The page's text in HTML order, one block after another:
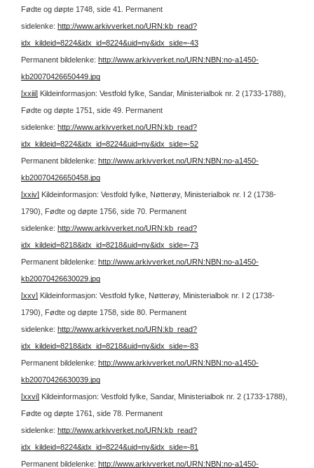
Fødte og døpte 1748, side 41. Permanent
sidelenke: http://www.arkivverket.no/URN:kb_read?
idx_kildeid=8224&idx_id=8224&uid=ny&idx_side=-43
Permanent bildelenke: http://www.arkivverket.no/URN:NBN:no-a1450-
kb20070426650449.jpg
[xxiii] Kildeinformasjon: Vestfold fylke, Sandar, Ministerialbok nr. 2 (1733-1788),
Fødte og døpte 1751, side 49. Permanent
sidelenke: http://www.arkivverket.no/URN:kb_read?
idx_kildeid=8224&idx_id=8224&uid=ny&idx_side=-52
Permanent bildelenke: http://www.arkivverket.no/URN:NBN:no-a1450-
kb20070426650458.jpg
[xxiv] Kildeinformasjon: Vestfold fylke, Nøtterøy, Ministerialbok nr. I 2 (1738-
1790), Fødte og døpte 1756, side 70. Permanent
sidelenke: http://www.arkivverket.no/URN:kb_read?
idx_kildeid=8218&idx_id=8218&uid=ny&idx_side=-73
Permanent bildelenke: http://www.arkivverket.no/URN:NBN:no-a1450-
kb20070426630029.jpg
[xxv] Kildeinformasjon: Vestfold fylke, Nøtterøy, Ministerialbok nr. I 2 (1738-
1790), Fødte og døpte 1758, side 80. Permanent
sidelenke: http://www.arkivverket.no/URN:kb_read?
idx_kildeid=8218&idx_id=8218&uid=ny&idx_side=-83
Permanent bildelenke: http://www.arkivverket.no/URN:NBN:no-a1450-
kb20070426630039.jpg
[xxvi] Kildeinformasjon: Vestfold fylke, Sandar, Ministerialbok nr. 2 (1733-1788),
Fødte og døpte 1761, side 78. Permanent
sidelenke: http://www.arkivverket.no/URN:kb_read?
idx_kildeid=8224&idx_id=8224&uid=ny&idx_side=-81
Permanent bildelenke: http://www.arkivverket.no/URN:NBN:no-a1450-